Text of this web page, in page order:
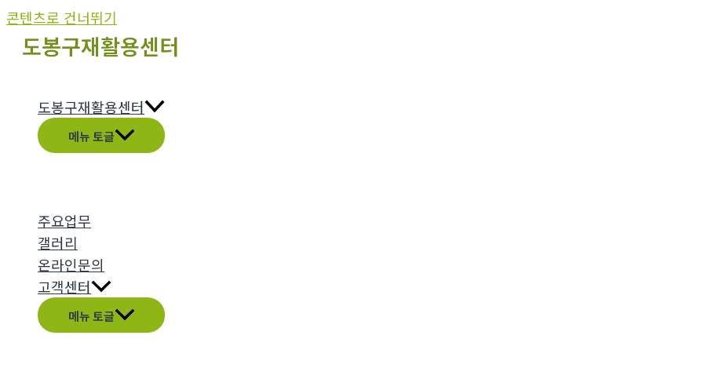
콘텐츠로 건너뛰기
도봉구재활용센터
도봉구재활용센터
메뉴 토글
주요업무
갤러리
온라인문의
고객센터
메뉴 토글